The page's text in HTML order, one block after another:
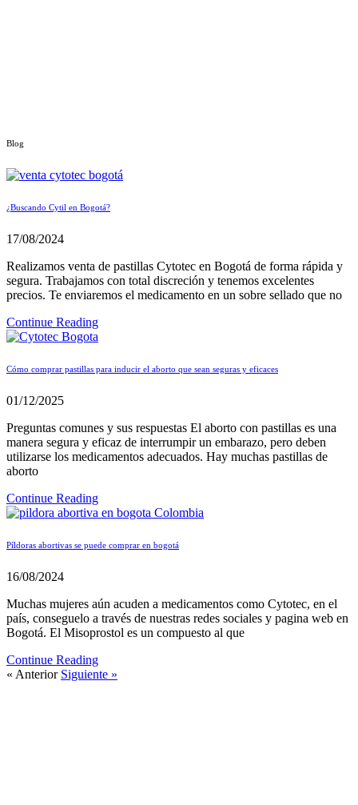
Blog
¿Buscando Cytil en Bogotá?
17/08/2024
Realizamos venta de pastillas Cytotec en Bogotá de forma rápida y
segura. Trabajamos con total discreción y tenemos excelentes
precios. Te enviaremos el medicamento en un sobre sellado que no
Continue Reading
Cómo comprar pastillas para inducir el aborto que sean seguras y eficaces
01/12/2025
Preguntas comunes y sus respuestas El aborto con pastillas es una
manera segura y eficaz de interrumpir un embarazo, pero deben
utilizarse los medicamentos adecuados. Hay muchas pastillas de
aborto
Continue Reading
Píldoras abortivas se puede comprar en bogotá
16/08/2024
Muchas mujeres aún acuden a medicamentos como Cytotec, en el
país, conseguelo a través de nuestras redes sociales y pagina web en
Bogotá. El Misoprostol es un compuesto al que
Continue Reading
« Anterior Siguiente »